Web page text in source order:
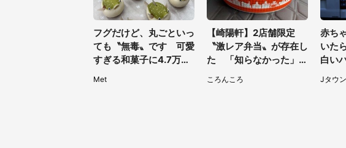
フグだけど、丸ごといっ
ても〝無毒〟です 可愛
すぎる和菓子に4.7万人
Met
【崎陽軒】2店舗限定
〝激レア弁当〟が存在し
た 「知らなかった」
ったなんて...」
ころんころ
赤ち
いた
白い
怖。
うな
Jタウ